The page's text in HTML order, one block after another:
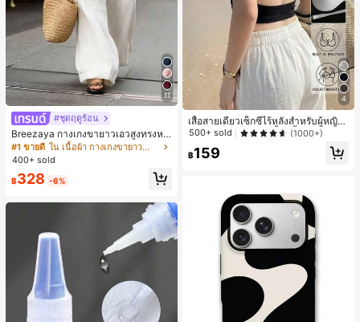
11
#ชุดฤดูร้อน
Breezaya กางเกงขายาวเอวสูงทรงหล
วมขาบานสำหรับผู้หญิง สีขาวเรียบหรูส
ไตล์ชิค เหมาะสำหรับใส่เที่ยวทะเล วันห
ยโอกาสในชีวิตประจำวัน
#1 ขายดี
ใน เนื้อผ้า กางเกงขายาวลำลองผ้า
400+ sold
฿328 -6%
4
เสื้อสายเดี่ยวเซ็กซี่ไร้หลังสำหรับผู้หญิง
พร้อมบราแบบมีฟองน้ำ, เสื้อกล้ามแขน
500+ sold (1000+)
฿159